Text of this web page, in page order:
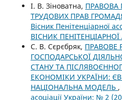
І. В. Зіноватна, ПРАВОВА
ТРУДОВИХ ПРАВ
Вісник Пенітенціарної
ВІСНИК
С. В. Сєрєбряк, ПРАВОВЕ
ГОСПОДАРСЬКОЇ
СТАНУ ТА
ЕКОНОМІКИ УКРАЇНИ:
НАЦІОНАЛЬНА МОДЕЛЬ ,
асоціації України: № 2